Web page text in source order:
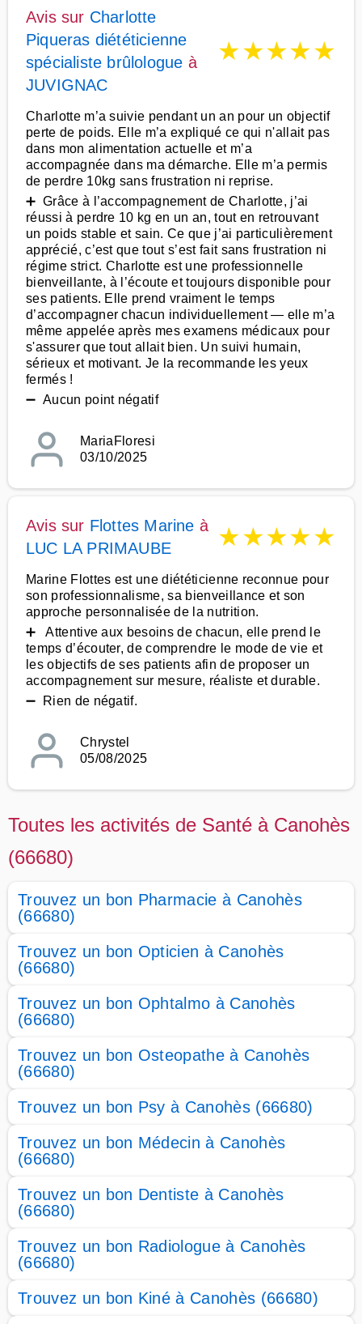
Avis sur Charlotte
Piqueras diététicienne
spécialiste brûlologue à
JUVIGNAC
★★★★★
Charlotte m’a suivie pendant un an pour un objectif
perte de poids. Elle m’a expliqué ce qui n'allait pas
dans mon alimentation actuelle et m’a
accompagnée dans ma démarche. Elle m’a permis
de perdre 10kg sans frustration ni reprise.
➕ Grâce à l’accompagnement de Charlotte, j’ai
réussi à perdre 10 kg en un an, tout en retrouvant
un poids stable et sain. Ce que j’ai particulièrement
apprécié, c’est que tout s’est fait sans frustration ni
régime strict. Charlotte est une professionnelle
bienveillante, à l’écoute et toujours disponible pour
ses patients. Elle prend vraiment le temps
d’accompagner chacun individuellement — elle m’a
même appelée après mes examens médicaux pour
s'assurer que tout allait bien. Un suivi humain,
sérieux et motivant. Je la recommande les yeux
fermés !
➖ Aucun point négatif
MariaFloresi
03/10/2025
Avis sur Flottes Marine à
LUC LA PRIMAUBE
★★★★★
Marine Flottes est une diététicienne reconnue pour
son professionnalisme, sa bienveillance et son
approche personnalisée de la nutrition.
➕ Attentive aux besoins de chacun, elle prend le
temps d’écouter, de comprendre le mode de vie et
les objectifs de ses patients afin de proposer un
accompagnement sur mesure, réaliste et durable.
➖ Rien de négatif.
Chrystel
05/08/2025
Toutes les activités de Santé à Canohès
(66680)
Trouvez un bon Pharmacie à Canohès
(66680)
Trouvez un bon Opticien à Canohès
(66680)
Trouvez un bon Ophtalmo à Canohès
(66680)
Trouvez un bon Osteopathe à Canohès
(66680)
Trouvez un bon Psy à Canohès (66680)
Trouvez un bon Médecin à Canohès
(66680)
Trouvez un bon Dentiste à Canohès
(66680)
Trouvez un bon Radiologue à Canohès
(66680)
Trouvez un bon Kiné à Canohès (66680)